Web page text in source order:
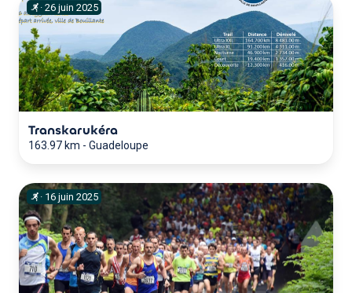
· 26 juin 2025
Transkarukéra
163.97 km - Guadeloupe
· 16 juin 2025